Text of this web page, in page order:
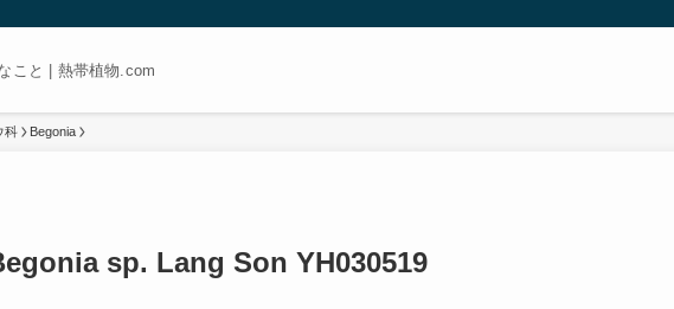
こと | 熱帯植物.com
科 Begonia
sp. Lang Son YH030519